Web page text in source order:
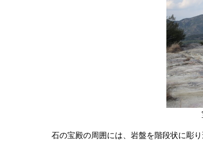
石の宝殿の周囲には、岩盤を階段状に彫